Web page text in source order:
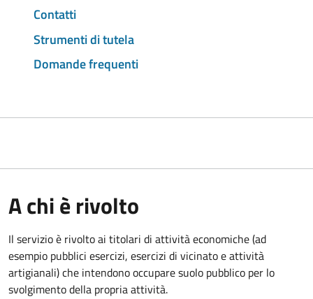
Contatti
Strumenti di tutela
Domande frequenti
A chi è rivolto
Il servizio è rivolto ai titolari di attività economiche (ad
esempio pubblici esercizi, esercizi di vicinato e attività
artigianali) che intendono occupare suolo pubblico per lo
svolgimento della propria attività.